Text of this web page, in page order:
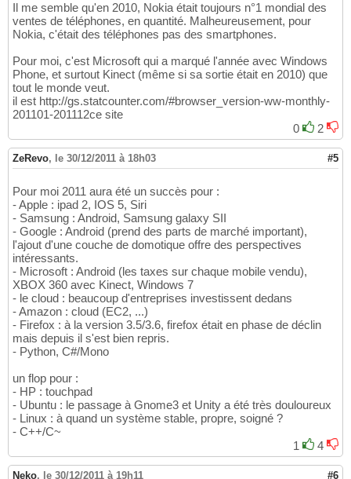
Il me semble qu'en 2010, Nokia était toujours n°1 mondial des
ventes de téléphones, en quantité. Malheureusement, pour
Nokia, c'était des téléphones pas des smartphones.
Pour moi, c'est Microsoft qui a marqué l'année avec Windows
Phone, et surtout Kinect (même si sa sortie était en 2010) que
tout le monde veut.
il est http://gs.statcounter.com/#browser_version-ww-monthly-
201101-201112ce site
0
2
ZeRevo, le 30/12/2011 à 18h03 #5
Pour moi 2011 aura été un succès pour :
- Apple : ipad 2, IOS 5, Siri
- Samsung : Android, Samsung galaxy SII
- Google : Android (prend des parts de marché important),
l'ajout d'une couche de domotique offre des perspectives
intéressants.
- Microsoft : Android (les taxes sur chaque mobile vendu),
XBOX 360 avec Kinect, Windows 7
- le cloud : beaucoup d'entreprises investissent dedans
- Amazon : cloud (EC2, ...)
- Firefox : à la version 3.5/3.6, firefox était en phase de déclin
mais depuis il s'est bien repris.
- Python, C#/Mono
un flop pour :
- HP : touchpad
- Ubuntu : le passage à Gnome3 et Unity a été très douloureux
- Linux : à quand un système stable, propre, soigné ?
- C++/C~
1
4
Neko, le 30/12/2011 à 19h11 #6